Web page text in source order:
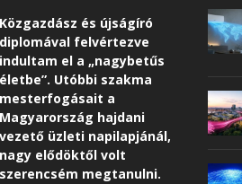
Közgazdász és újságíró
diplomával felvértezve
indultam el a „nagybetűs
életbe”. Utóbbi szakma
mesterfogásait a
Magyarország hajdani
vezető üzleti napilapjánál,
nagy elődöktől volt
szerencsém megtanulni.